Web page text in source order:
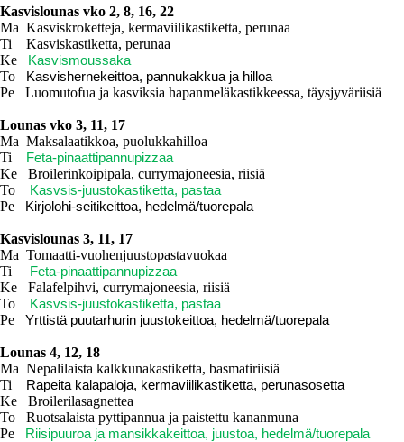
Kasvislounas vko 2, 8, 16, 22
Ma Kasviskroketteja, kermaviilikastiketta, perunaa
Ti Kasviskastiketta, perunaa
Ke
Kasvismoussaka
To Kasvishernekeittoa, pannukakkua ja hilloa
Pe Luomutofua ja kasviksia hapanmeläkastikkeessa, täysjyväriisiä
Lounas vko 3, 11, 17
Ma Maksalaatikkoa, puolukkahilloa
Ti
Feta-pinaattipannupizzaa
Ke
Broilerinkoipipala, currymajoneesia, riisiä
To
Kasvsis-juustokastiketta, pastaa
Pe Kirjolohi-seitikeittoa, hedelmä/tuorepala
Kasvislounas 3, 11, 17
Ma Tomaatti-vuohenjuustopastavuokaa
Ti
Feta-pinaattipannupizzaa
Ke Falafelpihvi, currymajoneesia, riisiä
To
Kasvsis-juustokastiketta, pastaa
Pe Yrttistä puutarhurin juustokeittoa, hedelmä/tuorepala
Lounas 4, 12, 18
Ma Nepalilaista kalkkunakastiketta, basmatiriisiä
Ti
Rapeita kalapaloja, kermaviilikastiketta, perunasosetta
Ke Broilerilasagnettea
To Ruotsalaista pyttipannua ja paistettu kananmuna
Pe
Riisipuuroa ja mansikkakeittoa, juustoa, hedelmä/tuorepala